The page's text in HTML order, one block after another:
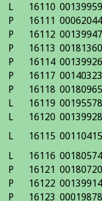
L 16110
P 16111
P 16112
P 16113
P 16114
P 16117
P 16118
L 16119
L 16120
L 16115
L 16116
P 16121
P 16122
P 16123